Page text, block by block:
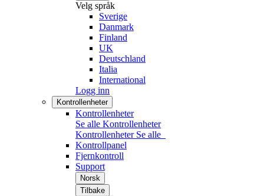
Velg språk
Sverige
Danmark
Finland
UK
Deutschland
Italia
International
Logg inn
Kontrollenheter
Kontrollenheter
Se alle Kontrollenheter
Kontrollenheter Se alle
Kontrollpanel
Fjernkontroll
Support
Norsk
Tilbake